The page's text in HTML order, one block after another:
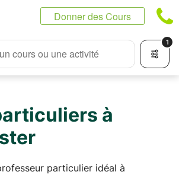
Donner des Cours
cours ou une activité
1
à
particulier idéal à